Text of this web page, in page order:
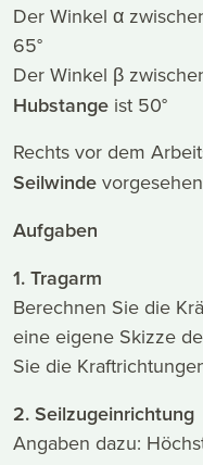
Der Winkel α
65°
Der Winkel β
Hubstange ist 50°
Rechts vor dem
Seilwinde
Aufgaben
1. Tragarm
Berechnen Sie die
eine eigene Skizze
Sie die
2. Seilzugeinrichtung
Angaben dazu: